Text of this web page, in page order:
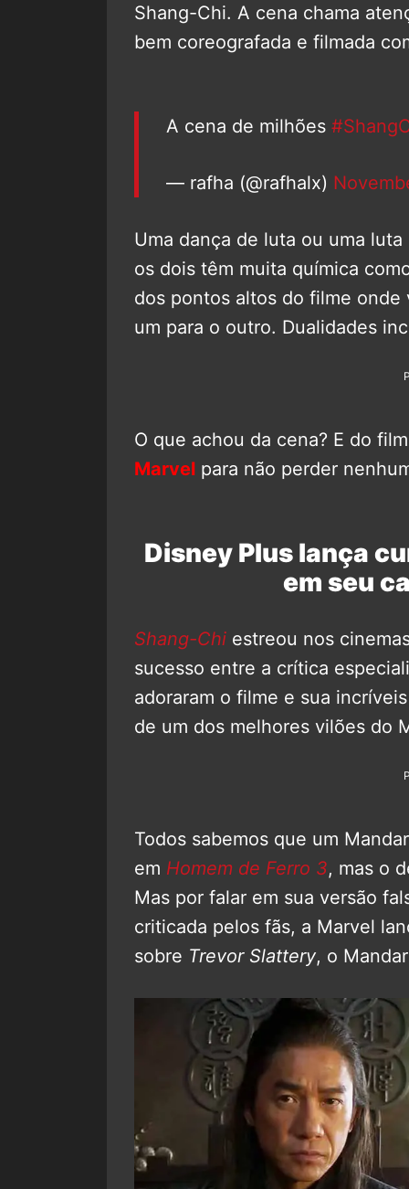
Shang-Chi. A cena chama
bem coreografada e filmada
A cena de milhões
— rafha (@rafhalx)
Uma dança de luta ou uma
os dois têm muita química
dos pontos altos do filme
um para o outro. Dualidades
O que achou da cena? E do
Marvel para não perder
Disney Plus lança
em seu
Shang-Chi estreou nos
sucesso entre a crítica
adoraram o filme e sua
de um dos melhores vilões do
Todos sabemos que um
em Homem de Ferro 3, mas o
Mas por falar em sua versão
criticada pelos fãs, a Marvel
sobre Trevor Slattery, o